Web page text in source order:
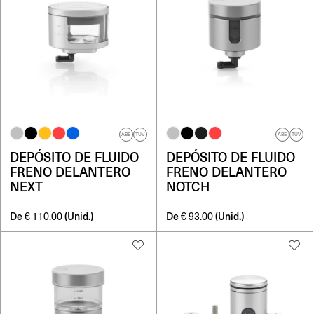
ABE TUV
DEPÓSITO DE FLUIDO
FRENO DELANTERO
NEXT
De € 110.00 (Unid.)
ABE TUV
DEPÓSITO DE FLUIDO
FRENO DELANTERO
NOTCH
De €93.00 (Unid.)